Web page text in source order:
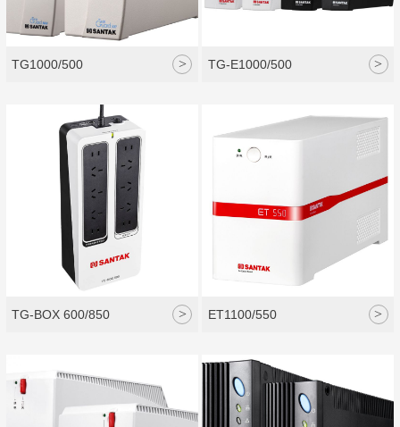
TG1000/500 > TG-E1000/500 >
TG-BOX 600/850 > ET1100/550 >